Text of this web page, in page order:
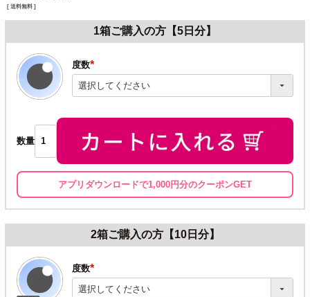
送料無料
1箱ご購入の方【5日分】
度数
(必
須)
数量
アプリダウンロードで1,000円分のクーポンGET
2箱ご購入の方【10日分】
度数
(必
須)